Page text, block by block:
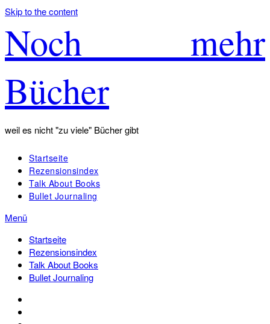
Skip to the content
Noch mehr
Bücher
weil es nicht "zu viele" Bücher gibt
Startseite
Rezensionsindex
Talk About Books
Bullet Journaling
Menü
Startseite
Rezensionsindex
Talk About Books
Bullet Journaling